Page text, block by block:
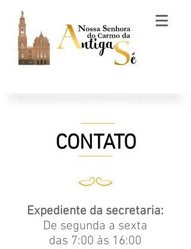
CONTATO
Expediente da secretaria:
De segunda a sexta
das 7:00 às 16:00